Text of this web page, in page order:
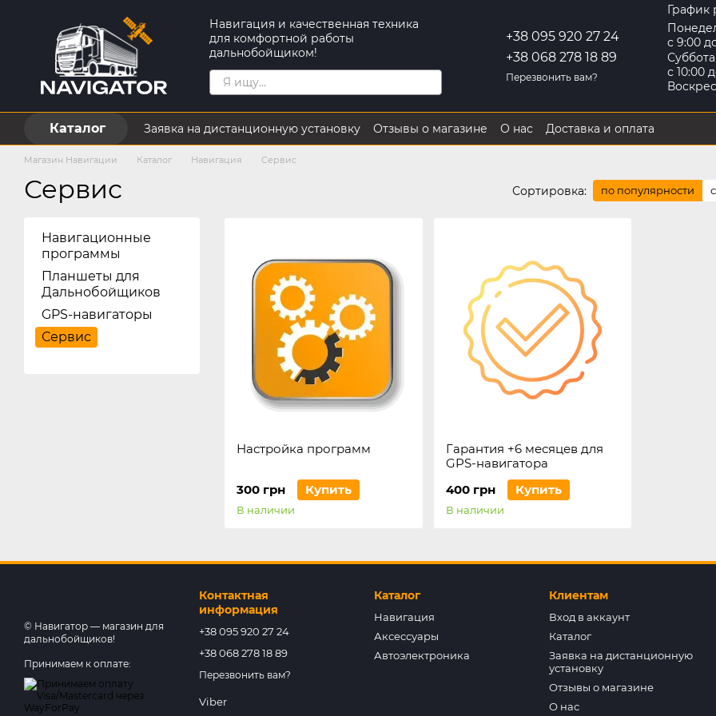
Навигация и качественная техника
для комфортной работы
дальнобойщиком!
+38 095 920 27 24
+38 068 278 18 89
Перезвонить вам?
График
с 9:00
с 10:00
Каталог Заявка на дистанционную установку Отзывы о магазине О нас
Доставка и оплата
Пользовательское соглашение
Контактная информация Обмен и возврат
Магазин Навигации Каталог Навигация Сервис
Сервис Сортировка: по популярности
Настройка программ
300 грн Купить
В наличии
Гарантия +6 месяцев для
GPS-навигатора
400 грн
Купить
В наличии
Навигационные
программы
Планшеты для
Дальнобойщиков
GPS-навигаторы
Сервис
© Навигатор — магазин для
дальнобойщиков!
Принимаем к оплате:
Контактная
информация
+38 095 920 27 24
+38 068 278 18 89
Перезвонить вам?
Viber
Каталог
Навигация
Аксессуары
Автоэлектроника
Клиентам
Вход в аккаунт
Каталог
Заявка на дистанционную
установку
Отзывы о магазине
О нас